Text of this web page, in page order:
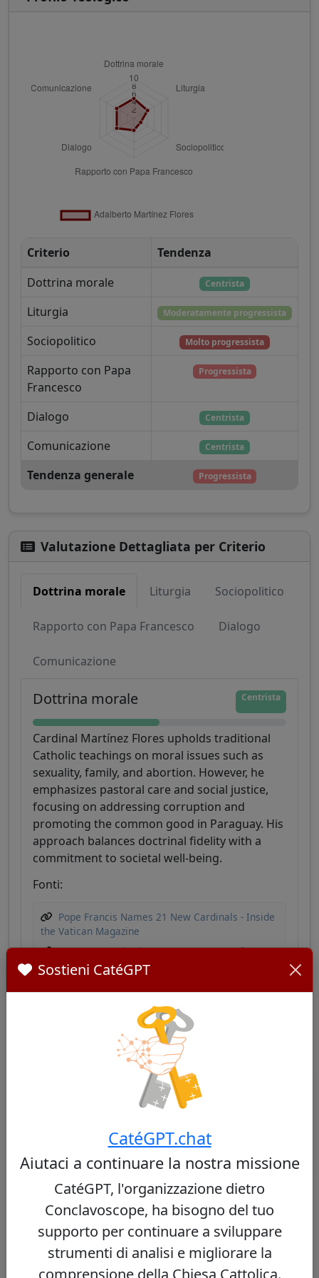
Criterio
Tendenza
Dottrina morale
Centrista
Liturgia Moderatamente progressista
Sociopolitico Molto progressista
Rapporto con Papa
Francesco
Progressista
Dialogo Centrista
Comunicazione Centrista
Tendenza generale Progressista
Valutazione Dettagliata per Criterio
Dottrina morale Liturgia Sociopolitico
Rapporto con Papa Francesco Dialogo
Comunicazione
Dottrina morale Centrista
Cardinal Martínez Flores upholds traditional
Catholic teachings on moral issues such as
sexuality, family, and abortion. However, he
emphasizes pastoral care and social justice,
focusing on addressing corruption and
promoting the common good in Paraguay. His
approach balances doctrinal fidelity with a
commitment to societal well-being.
Fonti:
Pope Francis Names 21 New Cardinals - Inside
the Vatican Magazine
Paraguay - United States Department of State
Cardinali Simili
Altri cardinali da Paraguay
Nessun cardinale simile trovato
Altri cardinali dello stesso concistoro
44/100
Virgílio do Carmo da Silva
Sostieni CatéGPT
CatéGPT.chat
Aiutaci a continuare la nostra missione
CatéGPT, l'organizzazione dietro
Conclavoscope, ha bisogno del tuo
supporto per continuare a sviluppare
strumenti di analisi e migliorare la
comprensione della Chiesa Cattolica.